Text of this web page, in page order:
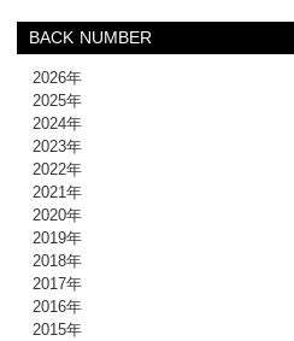
BACK NUMBER
2026年
2025年
2024年
2023年
2022年
2021年
2020年
2019年
2018年
2017年
2016年
2015年